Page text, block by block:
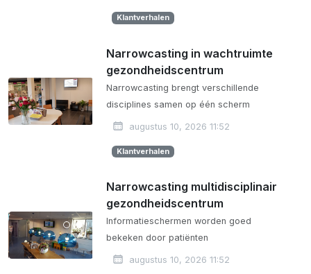
Klantverhalen
Narrowcasting in wachtruimte
gezondheidscentrum
Narrowcasting brengt verschillende
disciplines samen op één scherm
augustus 10, 2026 11:52
Klantverhalen
Narrowcasting multidisciplinair
gezondheidscentrum
Informatieschermen worden goed
bekeken door patiënten
augustus 10, 2026 11:52